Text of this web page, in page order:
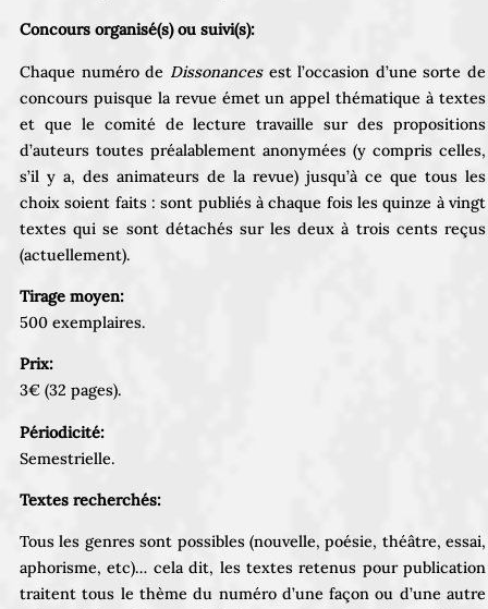
Concours organisé(s) ou suivi(s):
Chaque numéro de Dissonancesest l’occasion d’une sorte de
concours puisque la revue émet un appel thématique à textes
et que le comité de lecture travaille sur des propositions
d’auteurs toutes préalablement anonymées (y compris celles,
s’il y a, des animateurs de la revue) jusqu’à ce que tous les
choix soient faits : sont publiés à chaque fois les quinze à vingt
textes qui se sont détachés sur les deux à trois cents reçus
(actuellement).
Tirage moyen:
500 exemplaires.
Prix:
3€ (32 pages).
Périodicité:
Semestrielle.
Textes recherchés:
Tous les genres sont possibles (nouvelle, poésie, théâtre, essai,
aphorisme, etc)… cela dit, les textes retenus pour publication
traitent tous le thème du numéro d’une façon ou d’une autre